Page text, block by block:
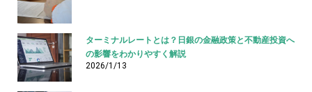
ターミナルレートとは？日銀の金融政策と不動産投資へ
の影響をわかりやすく解説
2026/1/13